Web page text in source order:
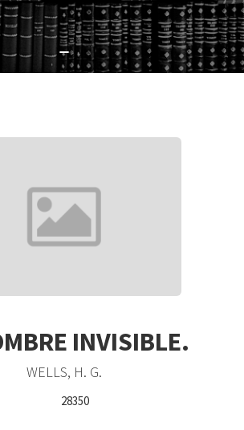
INVISIBLE.
WELLS, H. G.
28350